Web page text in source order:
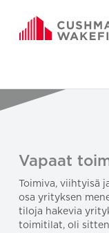
Vapaat
Toimiva, viihtyisä
osa yrityksen
tiloja hakevia
toimitilat, oli